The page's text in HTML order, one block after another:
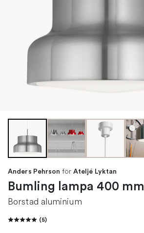
Anders Pehrson för Ateljé Lyktan
Bumling lampa 400 mm
Borstad aluminium
(5)